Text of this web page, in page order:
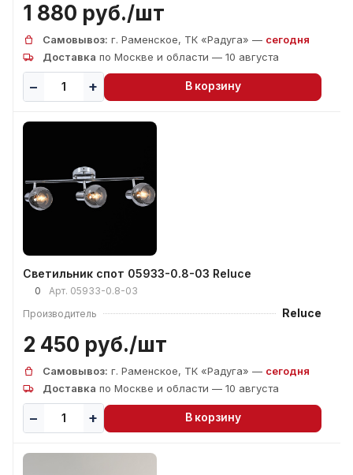
1 880 руб./шт
Самовывоз: г. Раменское, ТК «Радуга» — сегодня
Доставка по Москве и области — 10 августа
В корзину
Светильник спот 05933-0.8-03 Reluce
0 Арт. 05933-0.8-03
Производитель
Reluce
2 450 руб./шт
Самовывоз: г. Раменское, ТК «Радуга» — сегодня
Доставка по Москве и области — 10 августа
В корзину